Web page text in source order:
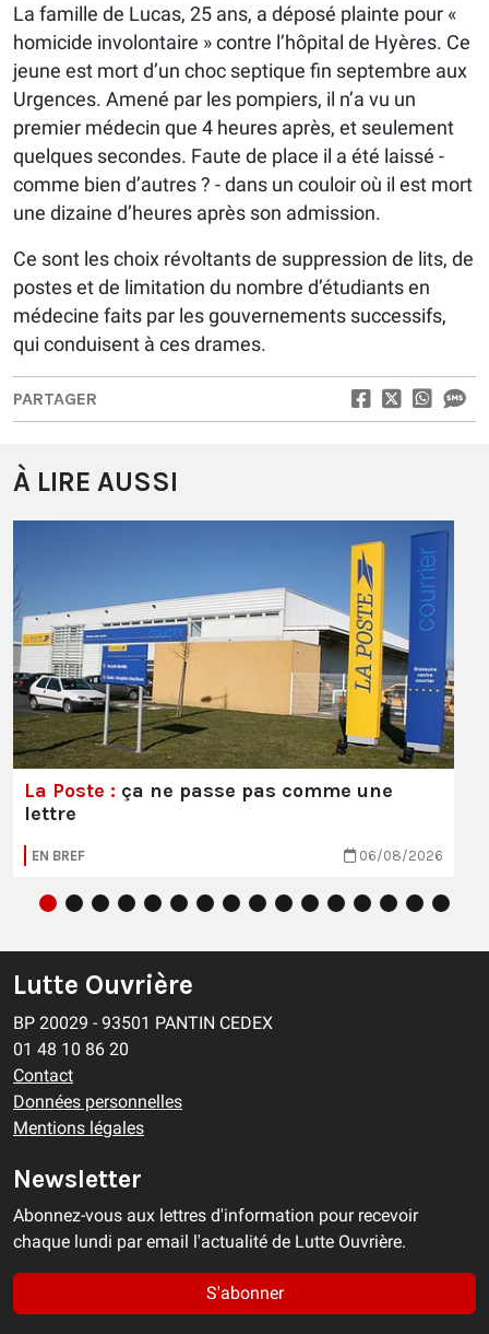
La famille de Lucas, 25 ans, a déposé plainte pour «
homicide involontaire » contre l’hôpital de Hyères. Ce
jeune est mort d’un choc septique fin septembre aux
Urgences. Amené par les pompiers, il n’a vu un
premier médecin que 4 heures après, et seulement
quelques secondes. Faute de place il a été laissé -
comme bien d’autres ? - dans un couloir où il est mort
une dizaine d’heures après son admission.
Ce sont les choix révoltants de suppression de lits, de
postes et de limitation du nombre d’étudiants en
médecine faits par les gouvernements successifs,
qui conduisent à ces drames.
PARTAGER
À LIRE AUSSI
La Poste : ça ne passe pas comme une
lettre
EN BREF 06/08/2026
Lutte Ouvrière
BP 20029 - 93501 PANTIN CEDEX
01 48 10 86 20
Contact
Données personnelles
Mentions légales
Newsletter
Abonnez-vous aux lettres d'information pour recevoir
chaque lundi par email l'actualité de Lutte Ouvrière.
S'abonner